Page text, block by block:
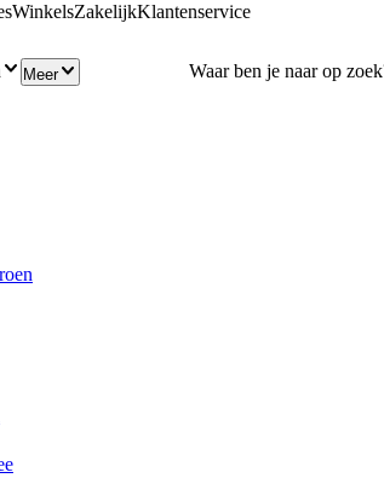
WinkelsZakelijkKlantenservice
Meer